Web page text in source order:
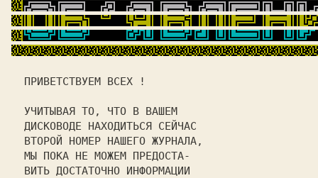
ПРИВЕТСТВУЕМ ВСЕХ !
УЧИТЫВАЯ ТО, ЧТО В ВАШЕМ
ДИСКОВОДЕ НАХОДИТЬСЯ СЕЙЧАС
ВТОРОЙ НОМЕР НАШЕГО ЖУРНАЛА,
МЫ ПОКА НЕ МОЖЕМ ПРЕДОСТА-
ВИТЬ ДОСТАТОЧНО ИНФОРМАЦИИ